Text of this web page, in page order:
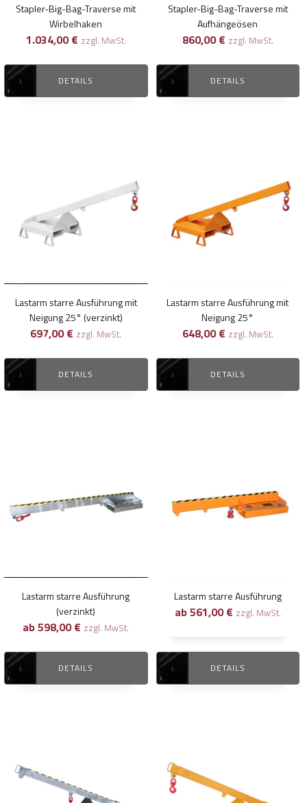
Stapler-Big-Bag-Traverse mit
Wirbelhaken
1.034,00€ zzgl. MwSt.
DETAILS
Stapler-Big-Bag-Traverse mit
Aufhängeösen
860,00€ zzgl. MwSt.
DETAILS
Lastarm starre Ausführung mit
Neigung 25° (verzinkt)
697,00€ zzgl. MwSt.
DETAILS
Lastarm starre Ausführung mit
Neigung 25°
648,00€ zzgl. MwSt.
DETAILS
Lastarm starre Ausführung
(verzinkt)
ab598,00€ zzgl. MwSt.
DETAILS
mehrere
Varianten
können
gewählt
werden
Lastarm starre Ausführung
ab561,00€ zzgl. MwSt.
DETAILS
mehrere
Varianten
können
gewählt
werden